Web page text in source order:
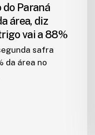
Paraná
área, diz
vai a 88%
safra
da área no